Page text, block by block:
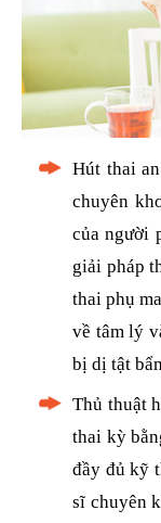
Hút thai
chuyên
của người
giải pháp
thai phụ
về tâm lý
bị dị tật
Thủ thuật
thai kỳ
đầy đủ kỹ
sĩ chuyên